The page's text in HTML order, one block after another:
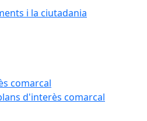
i la ciutadania
comarcal
d'interès comarcal